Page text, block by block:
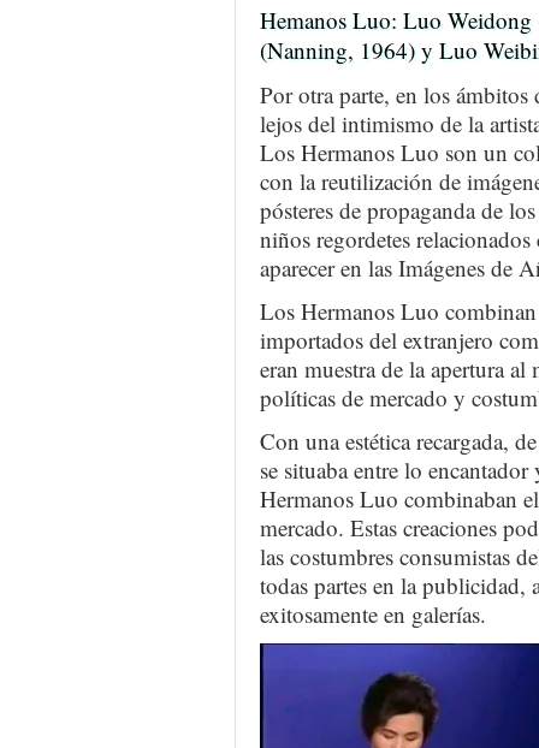
Hemanos Luo: Luo
(Nanning, 1964) y Luo
Por otra parte, en los
lejos del intimismo de la
Los Hermanos Luo son un
con la reutilización de
pósteres de propaganda de
niños regordetes
aparecer en las Imágenes de
Los Hermanos Luo combinan
importados del extranjero
eran muestra de la apertura
políticas de mercado y
Con una estética recargada,
se situaba entre lo
Hermanos Luo combinaban
mercado. Estas creaciones
las costumbres consumistas
todas partes en la publicidad,
exitosamente en galerías.